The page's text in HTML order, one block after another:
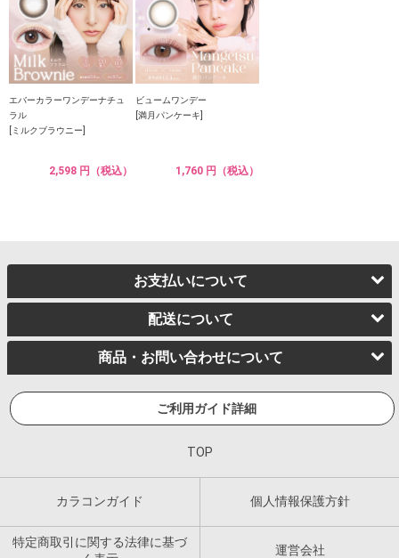
エバーカラーワンデーナチュ
ラル
[ミルクブラウニー]
2,598 円（税込）
ビュームワンデー
[満月パンケーキ]
1,760 円（税込）
お支払いについて
配送について
商品・お問い合わせについて
ご利用ガイド詳細
TOP
カラコンガイド 個人情報保護方針
特定商取引に関する法律に基づ
運営会社